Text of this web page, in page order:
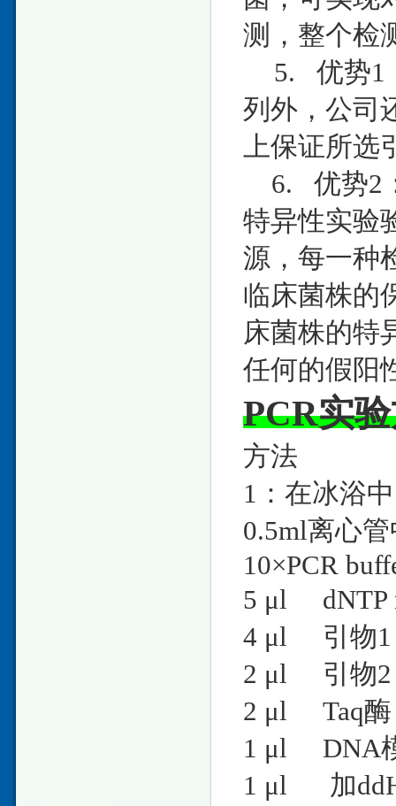
测，整个检
5. 优势1
列外，公司
上保证所选
6. 优势2
特异性实验
源，每一种
临床菌株的
床菌株的特
任何的假阳
PCR实
方法
1：在冰浴
0.5ml离心
5 μl
4 μl 引
2 μl 引
2 μl
1 μl DNA
1 μl 加